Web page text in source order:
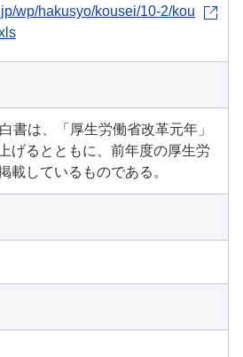
wp/hakusyo/kousei/10-2/kou
書は、「厚生労働省改革元年」
げるとともに、前年度の厚生労
載しているものである。